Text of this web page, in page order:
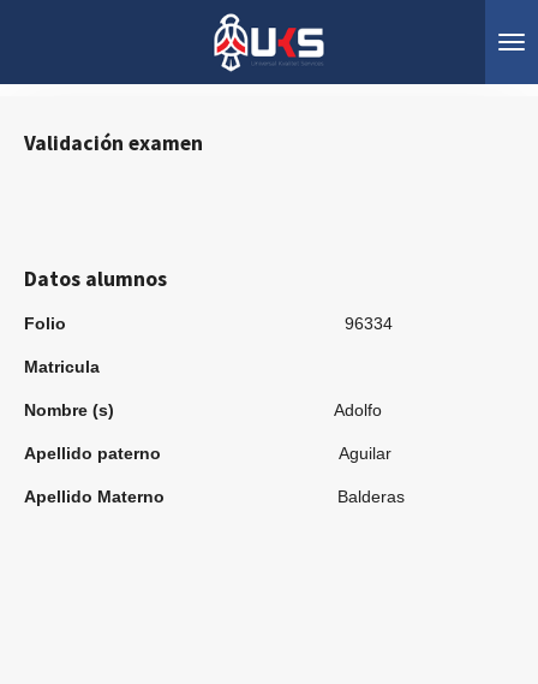
Validación examen
Datos alumnos
Folio 96334
Matricula
Nombre (s) Adolfo
Apellido paterno Aguilar
Apellido Materno Balderas